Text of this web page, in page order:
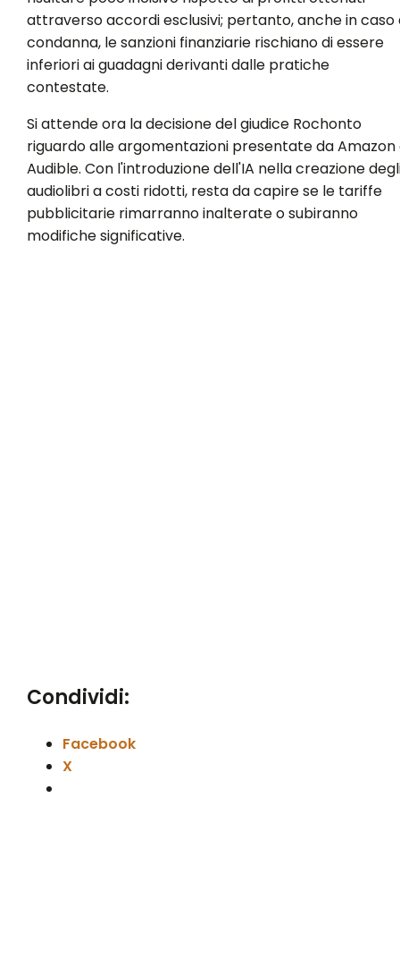
attraverso accordi esclusivi; pertanto, anche in caso
condanna, le sanzioni finanziarie rischiano di essere
inferiori ai guadagni derivanti dalle pratiche
contestate.
Si attende ora la decisione del giudice Rochonto
riguardo alle argomentazioni presentate da Amazon
Audible. Con l'introduzione dell'IA nella creazione
audiolibri a costi ridotti, resta da capire se le tariffe
pubblicitarie rimarranno inalterate o subiranno
modifiche significative.
Condividi:
Facebook
X